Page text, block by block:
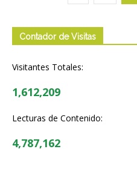
Contador de Visitas
Visitantes Totales:
1,612,209
Lecturas de Contenido:
4,787,162